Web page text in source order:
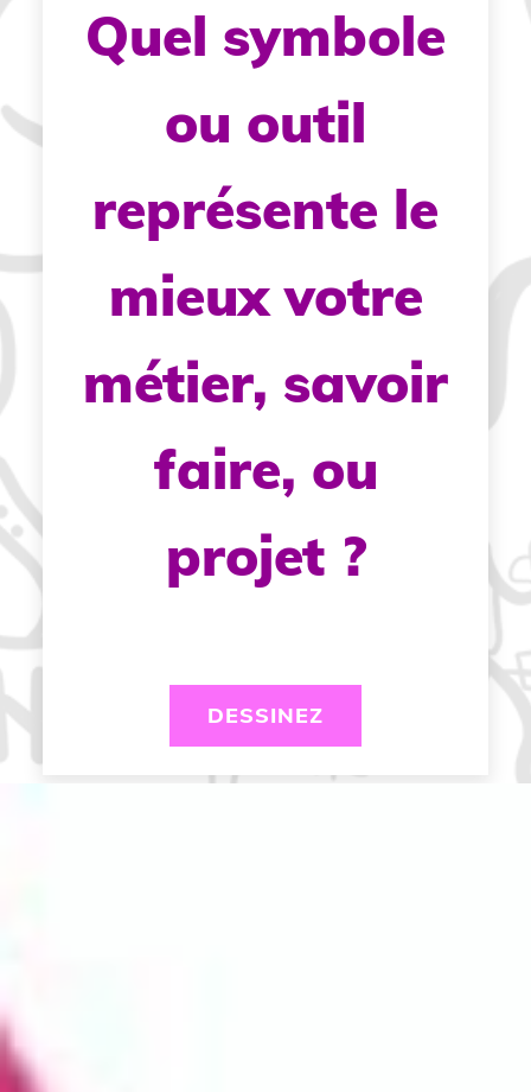
Quel symbole
ou outil
représente le
mieux votre
métier, savoir
faire, ou
projet ?
DESSINEZ